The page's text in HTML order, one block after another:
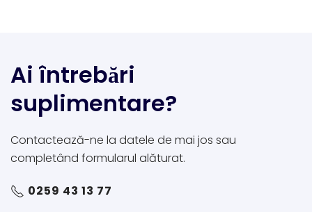
Ai întrebări
suplimentare?
Contactează-ne la datele de mai jos sau
completând formularul alăturat.
0259 43 13 77